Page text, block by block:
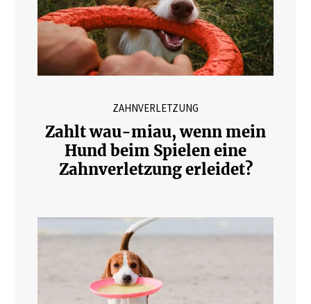
ZAHNVERLETZUNG
Zahlt wau-miau, wenn mein
Hund beim Spielen eine
Zahnverletzung erleidet?